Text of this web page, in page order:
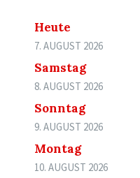
Heute
7. AUGUST 2026
Samstag
8. AUGUST 2026
Sonntag
9. AUGUST 2026
Montag
10. AUGUST 2026